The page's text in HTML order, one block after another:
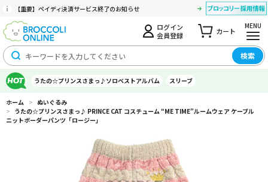
【重要】ペイディ決済サービス終了のお知らせ
ログイン
会員登録
カート
MENU
検索
うたの☆プリンスさまっ♪ソロベストアルバム スリーブ
ホーム > ぬいぐるみ
> うたの☆プリンスさまっ♪ PRINCE CAT コスチューム “ME TIME”ルームウェア ケーブル
ニットボーダーパンツ「ロージー」